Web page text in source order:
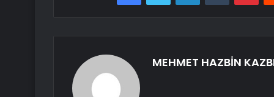
MEHMET HAZBİN